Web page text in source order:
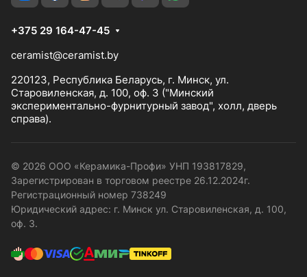
+375 29 164-47-45
ceramist@ceramist.by
220123, Республика Беларусь, г. Минск, ул.
Старовиленская, д. 100, оф. 3 ("Минский
экспериментально-фурнитурный завод", холл, дверь
справа).
© 2026 ООО «Керамика-Профи» УНП 193817829,
Зарегистрирован в торговом реестре 26.12.2024г.
Регистрационный номер 738249
Юридический адрес: г. Минск ул. Старовиленская, д. 100,
оф. 3.